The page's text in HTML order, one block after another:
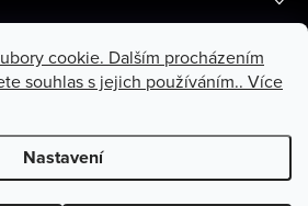
cookie. Dalším procházením
souhlas s jejich používáním.. Více
Nastavení